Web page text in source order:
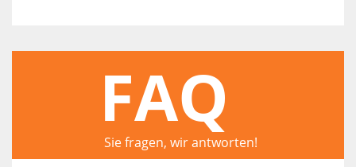
FAQ
Sie fragen, wir antworten!